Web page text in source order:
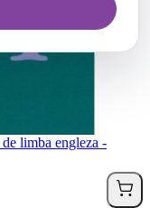
limba engleza -